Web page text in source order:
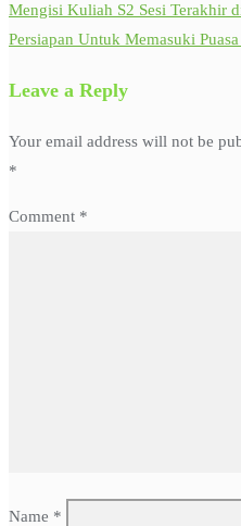
Mengisi Kuliah S2 Sesi Terakhir
Persiapan Untuk Memasuki
Leave a Reply
Your email address will not be
*
Comment *
Name *